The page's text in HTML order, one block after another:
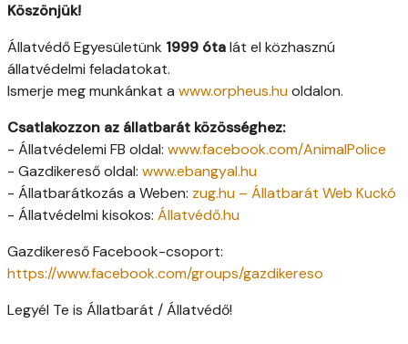
Köszönjük!
Állatvédő Egyesületünk 1999 ótalát el közhasznú
állatvédelmi feladatokat.
Ismerje meg munkánkat a www.orpheus.huoldalon.
Csatlakozzon az állatbarát közösséghez:
- Állatvédelemi FB oldal: www.facebook.com/AnimalPolice
- Gazdikereső oldal: www.ebangyal.hu
- Állatbarátkozás a Weben: zug.hu – Állatbarát Web Kuckó
- Állatvédelmi kisokos: Állatvédő.hu
Gazdikereső Facebook-csoport:
https://www.facebook.com/groups/gazdikereso
Legyél Te is Állatbarát / Állatvédő!